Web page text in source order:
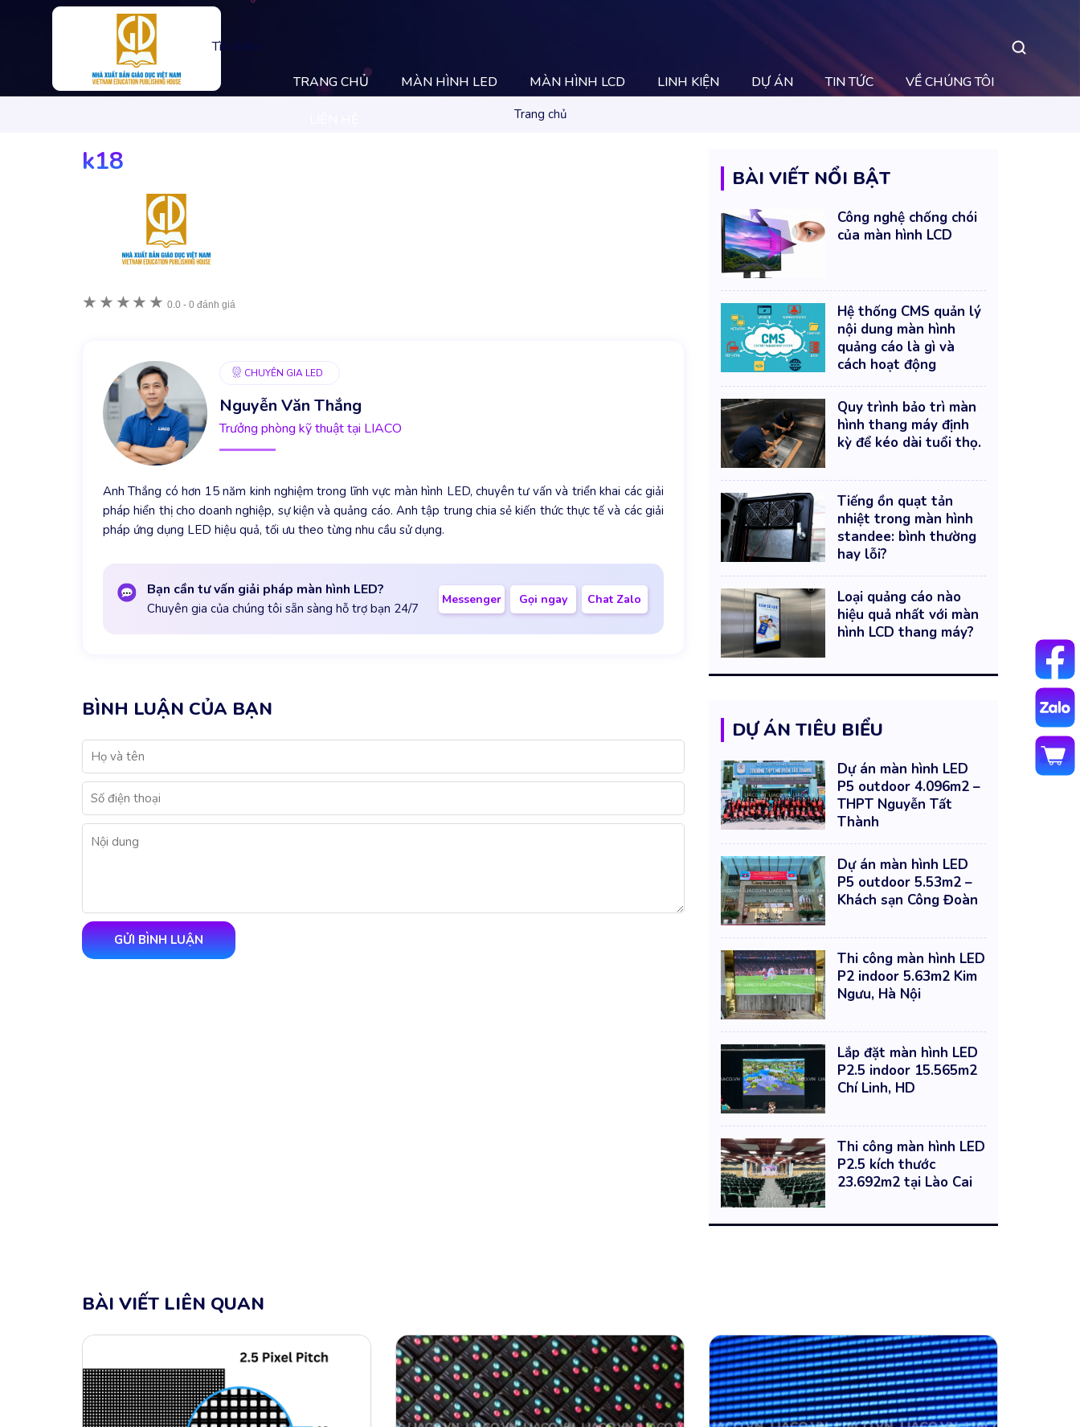
Tìm kiếm
TRANG CHỦ
MÀN HÌNH LED MÀN HÌNH LCD LINH KIỆN DỰ ÁN TIN TỨC VỀ CHÚNG TÔI
Trang chủ
k18
★ ★ ★★ ★ 0.0 -0 đánh giá
CHUYÊN GIA LED
Nguyễn Văn Thắng
Trưởng phòng kỹ thuật tại LIACO
Anh Thắng có hơn 15 năm kinh nghiệm trong lĩnh vực màn hình LED, chuyên tư vấn và triển khai các giải
pháp hiển thị cho doanh nghiệp, sự kiện và quảng cáo. Anh tập trung chia sẻ kiến thức thực tế và các giải
pháp ứng dụng LED hiệu quả, tối ưu theo từng nhu cầu sử dụng.
Bạn cần tư vấn giải pháp màn hình LED?
Chuyên gia của chúng tôi sẵn sàng hỗ trợ bạn 24/7
Messenger Gọi ngay Chat Zalo
BÌNH LUẬN CỦA BẠN
BÀI VIẾT NỔI BẬT
Công nghệ chống chói
của màn hình LCD
Hệ thống CMS quản lý
nội dung màn hình
quảng cáo là gì và
cách hoạt động
Quy trình bảo trì màn
hình thang máy định
kỳ để kéo dài tuổi thọ.
Tiếng ồn quạt tản
nhiệt trong màn hình
standee: bình thường
hay lỗi?
Loại quảng cáo nào
hiệu quả nhất với màn
hình LCD thang máy?
DỰ ÁN TIÊU BIỂU
Dự án màn hình LED
P5 outdoor 4.096m2 –
THPT Nguyễn Tất
Thành
Dự án màn hình LED
P5 outdoor 5.53m2 –
Khách sạn Công Đoàn
Thi công màn hình LED
P2 indoor 5.63m2 Kim
Ngưu, Hà Nội
Lắp đặt màn hình LED
P2.5 indoor 15.565m2
Chí Linh, HD
Thi công màn hình LED
P2.5 kích thước
23.692m2 tại Lào Cai
BÀI VIẾT LIÊN QUAN